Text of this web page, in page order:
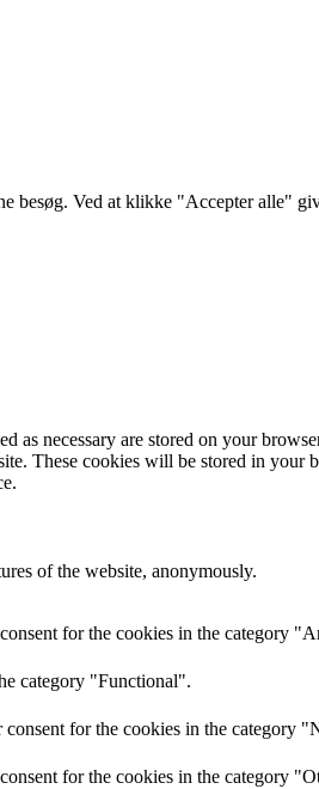
besøg. Ved at klikke "Accepter alle"
necessary are stored on your
These cookies will be stored in your
of the website, anonymously.
for the cookies in the category
category "Functional".
for the cookies in the category
for the cookies in the category